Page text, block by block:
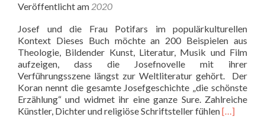
Veröffentlicht am 2020
Josef und die Frau Potifars im populärkulturellen
Kontext Dieses Buch möchte an 200 Beispielen aus
Theologie, Bildender Kunst, Literatur, Musik und Film
aufzeigen, dass die Josefnovelle mit ihrer
Verführungsszene längst zur Weltliteratur gehört. Der
Koran nennt die gesamte Josefgeschichte „die schönste
Erzählung“ und widmet ihr eine ganze Sure. Zahlreiche
Künstler, Dichter und religiöse Schriftsteller fühlenRead
[…]